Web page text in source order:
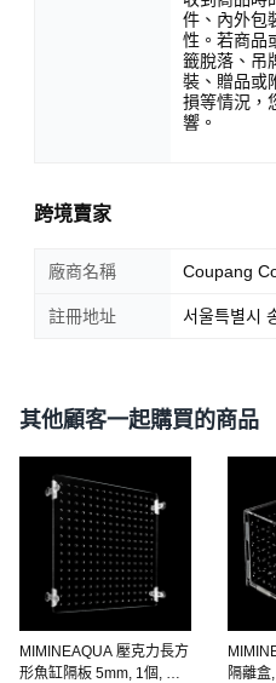
件、內外包
性。若商品
籤脫落、吊
裝、贈品或
損等情況，
響。
跨境賣家
廠商名稱 Coupang
註冊地址 서울특별시
其他顧客一起購買的商品
MIMINEAQUA 壓克力長方
形魚缸隔板 5mm, 1個, 單
隔離盒